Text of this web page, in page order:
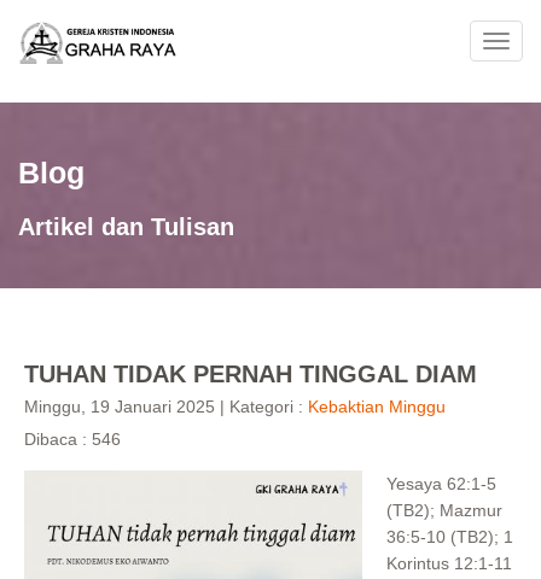
Blog
Artikel dan Tulisan
TUHAN TIDAK PERNAH TINGGAL DIAM
Minggu, 19 Januari 2025 | Kategori : Kebaktian Minggu
Dibaca : 546
Yesaya 62:1-5
(TB2); Mazmur
36:5-10 (TB2); 1
Korintus 12:1-11